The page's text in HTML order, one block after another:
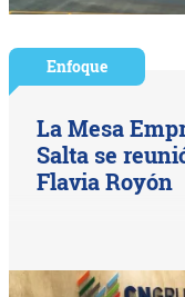
Enfoque
La Mesa
Salta se
Flavia Royón